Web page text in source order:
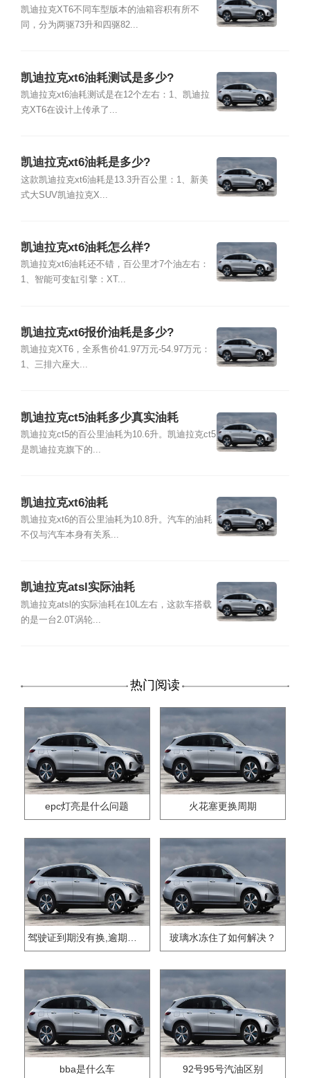
凯迪拉克XT6不同车型版本的油箱容积有所不
同，分为两驱73升和四驱82...
凯迪拉克xt6油耗测试是多少?
凯迪拉克xt6油耗测试是在12个左右：1、凯迪拉
克XT6在设计上传承了...
凯迪拉克xt6油耗是多少?
这款凯迪拉克xt6油耗是13.3升百公里：1、新美
式大SUV凯迪拉克X...
凯迪拉克xt6油耗怎么样?
凯迪拉克xt6油耗还不错，百公里才7个油左右：
1、智能可变缸引擎：XT...
凯迪拉克xt6报价油耗是多少?
凯迪拉克XT6，全系售价41.97万元-54.97万元：
1、三排六座大...
凯迪拉克ct5油耗多少真实油耗
凯迪拉克ct5的百公里油耗为10.6升。凯迪拉克ct5
是凯迪拉克旗下的...
凯迪拉克xt6油耗
凯迪拉克xt6的百公里油耗为10.8升。汽车的油耗
不仅与汽车本身有关系...
凯迪拉克atsl实际油耗
凯迪拉克atsl的实际油耗在10L左右，这款车搭载
的是一台2.0T涡轮...
热门阅读
epc灯亮是什么问题 火花塞更换周期
玻璃水冻住了如何解决？
bba是什么车 92号95号汽油区别